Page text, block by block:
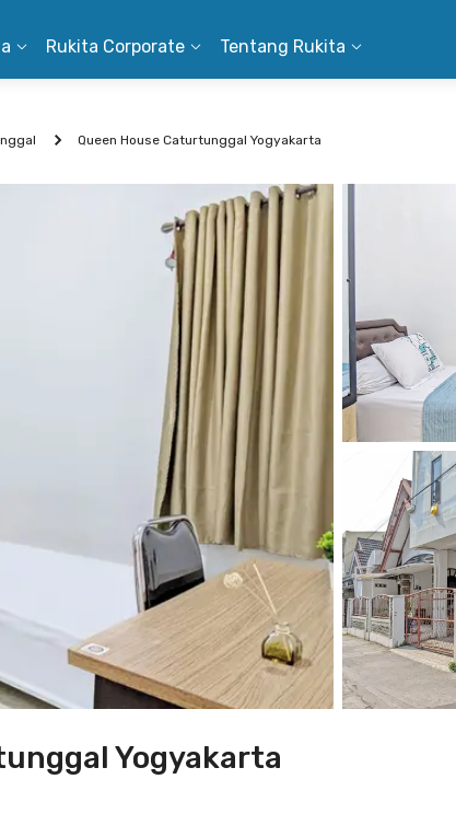
Rukita Corporate Tentang Rukita
Queen House Caturtunggal Yogyakarta
Yogyakarta